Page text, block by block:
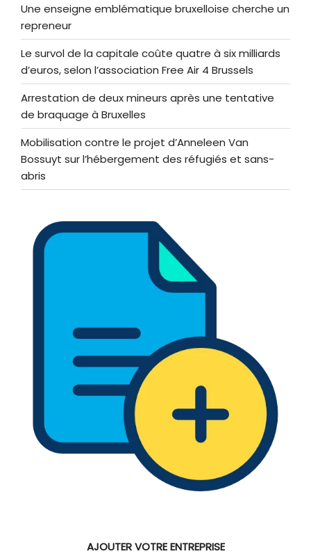
Une enseigne emblématique bruxelloise cherche un
repreneur
Le survol de la capitale coûte quatre à six milliards
d’euros, selon l’association Free Air 4 Brussels
Arrestation de deux mineurs après une tentative
de braquage à Bruxelles
Mobilisation contre le projet d’Anneleen Van
Bossuyt sur l’hébergement des réfugiés et sans-
abris
AJOUTER VOTRE ENTREPRISE